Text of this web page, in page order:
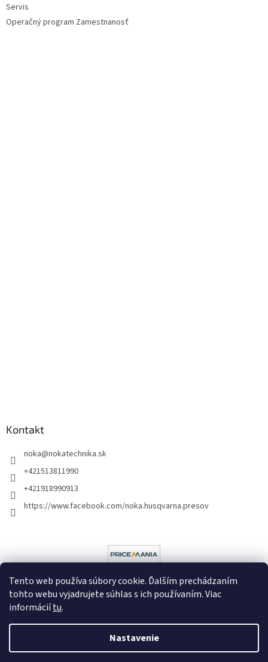
Tento web používa súbory cookie. Ďalším prechádzaním
tohto webu vyjadrujete súhlas s ich používaním. Viac
informáciítu.
Nastavenie
Servis
Operačný program Zamestnanosť
Kontakt
noka@nokatechnika.sk
+421513811990
+421918990913
https://www.facebook.com/noka.husqvarna.presov